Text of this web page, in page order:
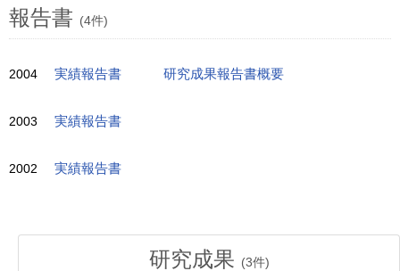
報告書 (4件)
2004 実績報告書 研究成果報告書概要
2003 実績報告書
2002 実績報告書
研究成果 (3件)